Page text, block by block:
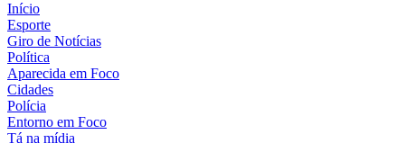
Início
Esporte
Giro de Notícias
Política
Aparecida em Foco
Cidades
Polícia
Entorno em Foco
Tá na mídia